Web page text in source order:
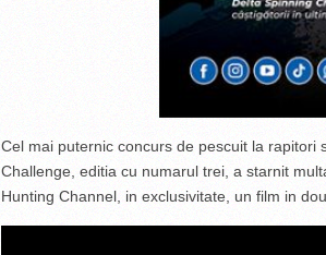
Cel mai puternic concurs de pescuit la
Challenge, editia cu numarul trei, a starnit
Hunting Channel, in exclusivitate, un film in